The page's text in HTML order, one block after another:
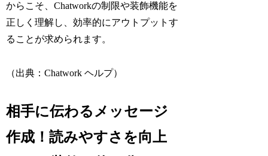
からこそ、Chatworkの制限や装飾機能を
正しく理解し、効率的にアウトプットす
ることが求められます。
（出典：Chatwork ヘルプ）
相手に伝わるメッセージ
作成！読みやすさを向上